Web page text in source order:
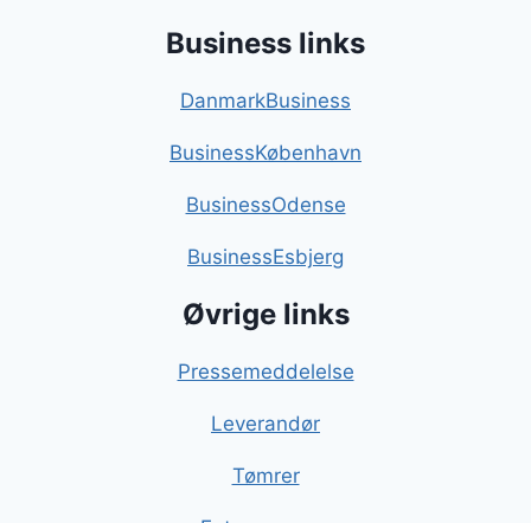
Business links
DanmarkBusiness
BusinessKøbenhavn
BusinessOdense
BusinessEsbjerg
Øvrige links
Pressemeddelelse
Leverandør
Tømrer